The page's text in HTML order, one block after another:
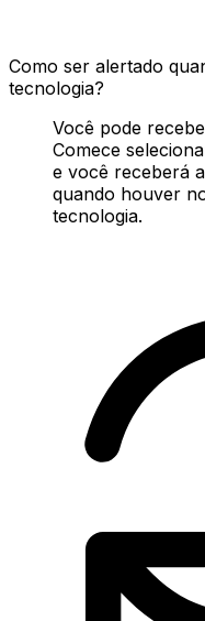
Como ser alertado
tecnologia?
Você pode
Comece
e você receberá
quando houver
tecnologia.